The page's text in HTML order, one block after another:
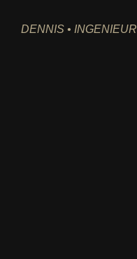
DENNIS • INGENIEUR